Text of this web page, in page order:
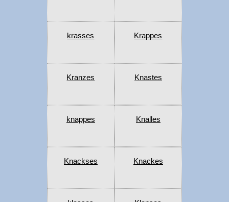
krasses Krappes
Kranzes Knastes
knappes Knalles
Knackses Knackes